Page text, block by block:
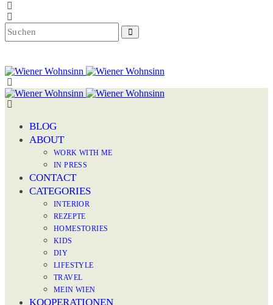
BLOG
ABOUT
WORK WITH ME
IN PRESS
CONTACT
CATEGORIES
INTERIOR
REZEPTE
HOMESTORIES
KIDS
DIY
LIFESTYLE
TRAVEL
MEIN WIEN
KOOPERATIONEN